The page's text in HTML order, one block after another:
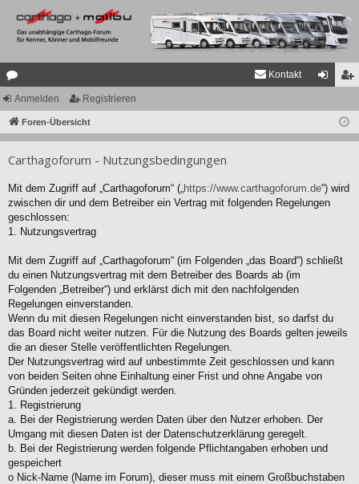
or
en
Kontakt
n
ist
n
Anmelden Registrieren
Foren-Übersicht
Carthagoforum - Nutzungsbedingungen
Mit dem Zugriff auf „Carthagoforum“ („ https://www.carthagoforum.de“) wird
zwischen dir und dem Betreiber ein Vertrag mit folgenden Regelungen
geschlossen:
1. Nutzungsvertrag
Mit dem Zugriff auf „Carthagoforum“ (im Folgenden „das Board“) schließt
du einen Nutzungsvertrag mit dem Betreiber des Boards ab (im
Folgenden „Betreiber“) und erklärst dich mit den nachfolgenden
Regelungen einverstanden.
Wenn du mit diesen Regelungen nicht einverstanden bist, so darfst du
das Board nicht weiter nutzen. Für die Nutzung des Boards gelten jeweils
die an dieser Stelle veröffentlichten Regelungen.
Der Nutzungsvertrag wird auf unbestimmte Zeit geschlossen und kann
von beiden Seiten ohne Einhaltung einer Frist und ohne Angabe von
Gründen jederzeit gekündigt werden.
1. Registrierung
a. Bei der Registrierung werden Daten über den Nutzer erhoben. Der
Umgang mit diesen Daten ist der Datenschutzerklärung geregelt.
b. Bei der Registrierung werden folgende Pflichtangaben erhoben und
gespeichert
o Nick-Name (Name im Forum), dieser muss mit einem Großbuchstaben